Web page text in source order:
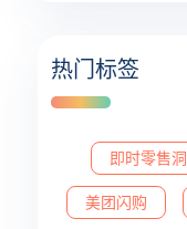
热门标签
即时零售
美团闪购